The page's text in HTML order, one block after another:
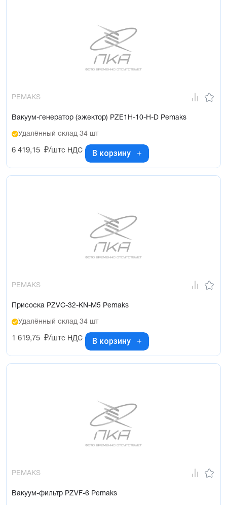
PEMAKS
Вакуум-генератор (эжектор) PZE1H-10-H-D Pemaks
Удалённый склад 34 шт
6 419,15 ₽/штс НДС В корзину
PEMAKS
Присоска PZVC-32-KN-M5 Pemaks
Удалённый склад 34 шт
1 619,75 ₽/штс НДС В корзину
PEMAKS
Вакуум-фильтр PZVF-6 Pemaks